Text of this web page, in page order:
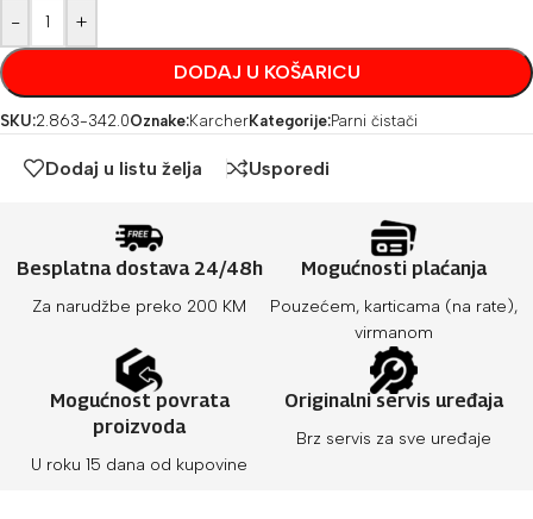
- +
DODAJ U KOŠARICU
SKU:2.863-342.0Oznake:KarcherKategorije:Parni čistači
Dodaj u listu želja Usporedi
Besplatna dostava 24/48h
Za narudžbe preko 200 KM
Mogućnosti plaćanja
Pouzećem, karticama (na rate),
virmanom
Mogućnost povrata
proizvoda
U roku 15 dana od kupovine
Originalni servis uređaja
Brz servis za sve uređaje